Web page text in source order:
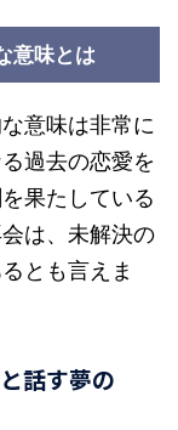
意味とは
意味は非常に
過去の恋愛を
果たしている
は、未解決の
とも言えま
話す夢の